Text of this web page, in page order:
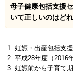
母子健康包括支援
いて正しいのはどれ
妊娠・出産包括支
平成28年度（2016
妊娠前から子育て